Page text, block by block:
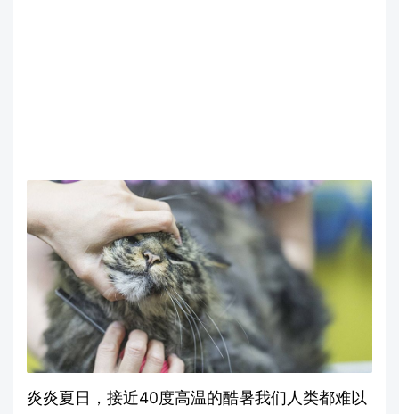
炎炎夏日，接近40度高温的酷暑我们人类都难以